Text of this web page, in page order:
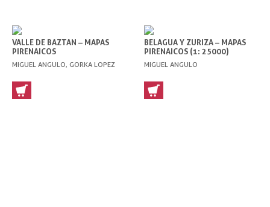
VALLE DE BAZTAN – MAPAS
PIRENAICOS
MIGUEL ANGULO, GORKA LOPEZ
BELAGUA Y ZURIZA – MAPAS
PIRENAICOS (1: 25000)
MIGUEL ANGULO